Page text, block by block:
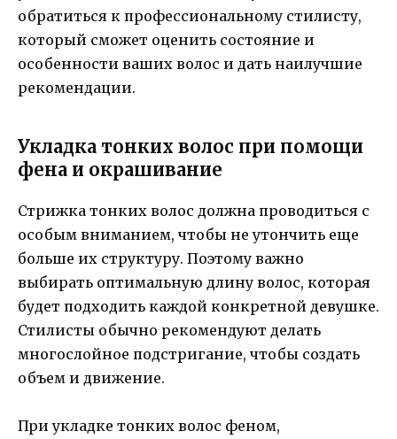
обратиться к профессиональному стилисту,
который сможет оценить состояние и
особенности ваших волос и дать наилучшие
рекомендации.
Укладка тонких волос при помощи
фена и окрашивание
Стрижка тонких волос должна проводиться с
особым вниманием, чтобы не утончить еще
больше их структуру. Поэтому важно
выбирать оптимальную длину волос, которая
будет подходить каждой конкретной девушке.
Стилисты обычно рекомендуют делать
многослойное подстригание, чтобы создать
объем и движение.
При укладке тонких волос феном,